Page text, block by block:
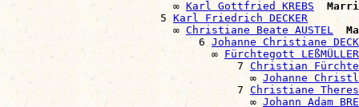
                          ∞
Karl Gottfried KREBS
                        5
Karl Friedrich DECKER
                          ∞
Christiane Beate AUSTEL
                              6
Johanne Christiane
                                ∞
Fürchtegott LEßMÜLLER
                                    7
Christian
                                      ∞
Johanne
                                    7
Christiane Therese
                                      ∞
Johann Adam